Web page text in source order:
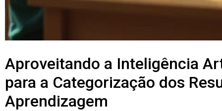
Aproveitando a Inteligência
para a Categorização dos
Aprendizagem